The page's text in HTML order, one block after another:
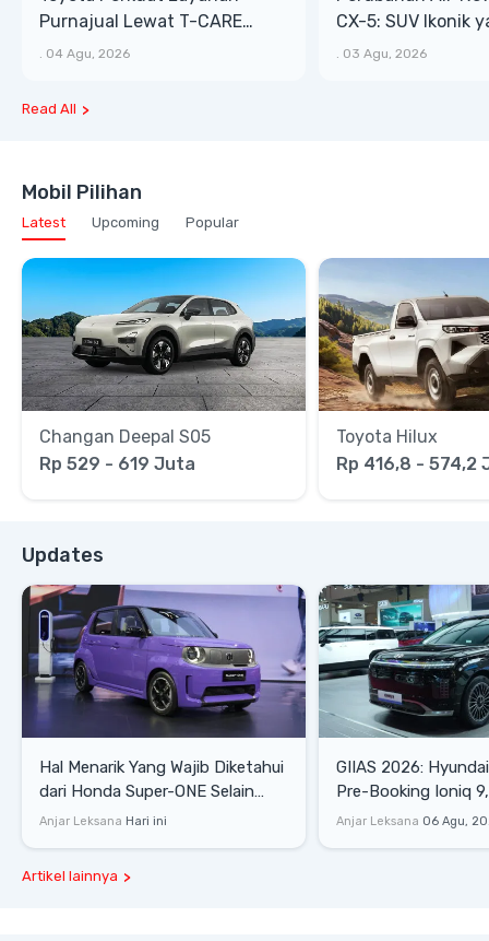
Purnajual Lewat T-CARE
XTRA, Manfaat Lebih Besar
04 Agu, 2026
CX-5: SUV Ikonik
Bongsor, Mewah,
03 Agu, 2026
Read All
Mobil Pilihan
Latest Upcoming Popular
Changan Deepal S05
Rp 529 - 619 Juta
Toyota Hilux
Rp 416,8 - 574,2
Updates
Hal Menarik Yang Wajib Diketahui
dari Honda Super-ONE Selain
Harga
Anjar Leksana Hari ini
GIIAS 2026:
Pre-Booking Ioniq
Rp1,49 Miliar
Anjar Leksana 06 Agu,
Artikel lainnya